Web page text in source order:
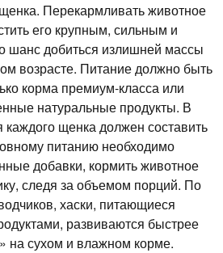
Перекармливать животное
его крупным, сильным и
шанс добиться излишней массы
возрасте. Питание должно быть
корма премиум-класса или
натуральные продукты. В
каждого щенка должен составить
питанию необходимо
добавки, кормить животное
следя за объемом порций. По
хаски, питающиеся
развиваются быстрее
на сухом и влажном корме.